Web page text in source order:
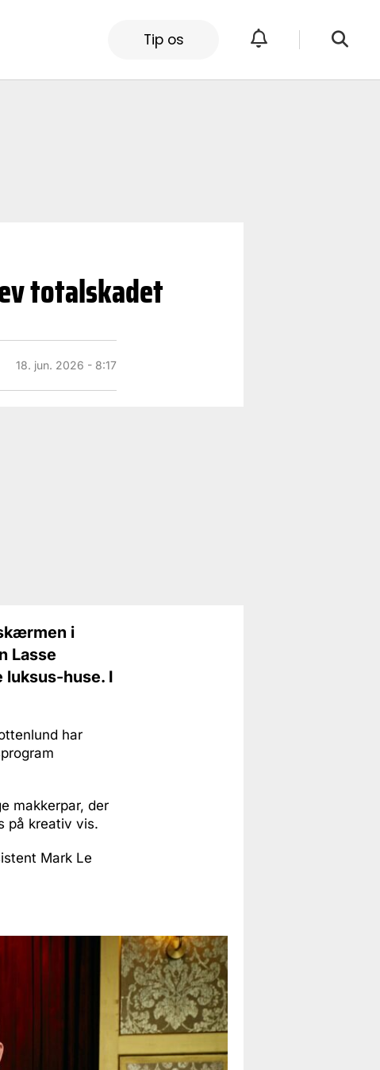
Tip os
totalskadet
18. jun. 2026 - 8:17
i
Lasse
luksus-huse. I
har
makkerpar, der
på kreativ vis.
Mark Le